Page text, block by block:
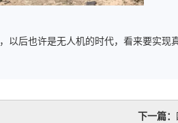
后也许是无人机的时代，看来要实现
下一篇：